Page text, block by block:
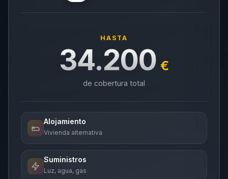
HASTA
34.200 €
de cobertura total
Alojamiento
Vivienda alternativa
Suministros
Luz, agua, gas